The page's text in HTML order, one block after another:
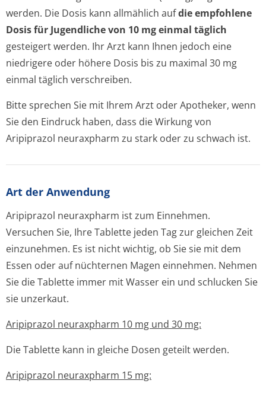
werden. Die Dosis kann allmählich aufdie empfohlene
Dosis für Jugendliche von 10 mg einmal täglich
gesteigert werden. Ihr Arzt kann Ihnen jedoch eine
niedrigere oder höhere Dosis bis zu maximal 30 mg
einmal täglich verschreiben.
Bitte sprechen Sie mit Ihrem Arzt oder Apotheker, wenn
Sie den Eindruck haben, dass die Wirkung von
Aripiprazol neuraxpharm zu stark oder zu schwach ist.
Art der Anwendung
Aripiprazol neuraxpharm ist zum Einnehmen.
Versuchen Sie, Ihre Tablette jeden Tag zur gleichen Zeit
einzunehmen. Es ist nicht wichtig, ob Sie sie mit dem
Essen oder auf nüchternen Magen einnehmen. Nehmen
Sie die Tablette immer mit Wasser ein und schlucken Sie
sie unzerkaut.
Aripiprazol neuraxpharm 10 mg und 30 mg:
Die Tablette kann in gleiche Dosen geteilt werden.
Aripiprazol neuraxpharm 15 mg: